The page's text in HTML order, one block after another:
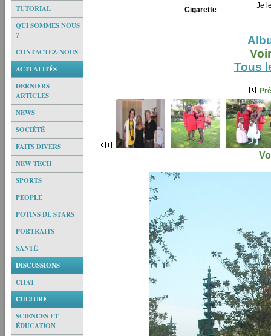
TUTORIAL
QUI SOMMES NOUS
?
CONTACTEZ-NOUS
ACTUALITÉS
DERNIERS
ARTICLES
NEWS
SOCIÉTÉ
FAITS DIVERS
NEW TECH
SPORTS
PEOPLE
POTINS DE STARS
PORTRAITS
SANTÉ
DISCUSSIONS
CHAT
CULTURE
SCIENCES ET
ÉDUCATION
Cigarette Je
Tous